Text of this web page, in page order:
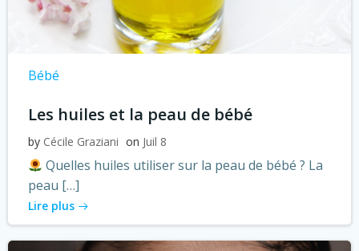
Bébé
Les huiles et la peau de bébé
by Cécile Graziani on Juil 8
Quelles huiles utiliser sur la peau de bébé ? La
peau […]
Lire plus